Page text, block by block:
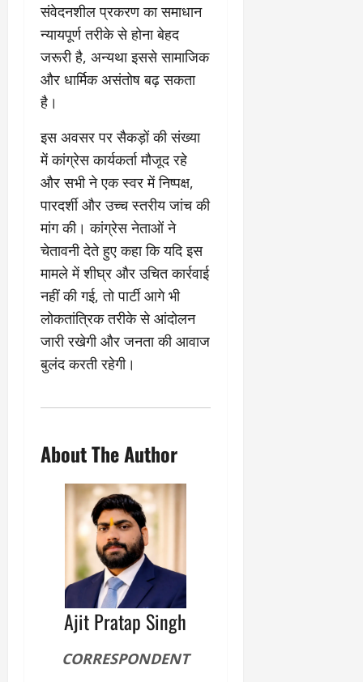
संवेदनशील प्रकरण का समाधान
न्यायपूर्ण तरीके से होना बेहद
जरूरी है, अन्यथा इससे सामाजिक
और धार्मिक असंतोष बढ़ सकता
है।
इस अवसर पर सैकड़ों की संख्या
में कांग्रेस कार्यकर्ता मौजूद रहे
और सभी ने एक स्वर में निष्पक्ष,
पारदर्शी और उच्च स्तरीय जांच की
मांग की। कांग्रेस नेताओं ने
चेतावनी देते हुए कहा कि यदि इस
मामले में शीघ्र और उचित कार्रवाई
नहीं की गई, तो पार्टी आगे भी
लोकतांत्रिक तरीके से आंदोलन
जारी रखेगी और जनता की आवाज
बुलंद करती रहेगी।
About The Author
Ajit Pratap Singh
CORRESPONDENT